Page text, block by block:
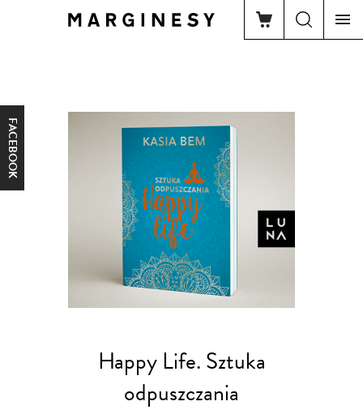
FACEBOOK
Happy Life. Sztuka
odpuszczania